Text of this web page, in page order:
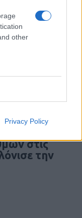
other
Privacy Policy
στις
την